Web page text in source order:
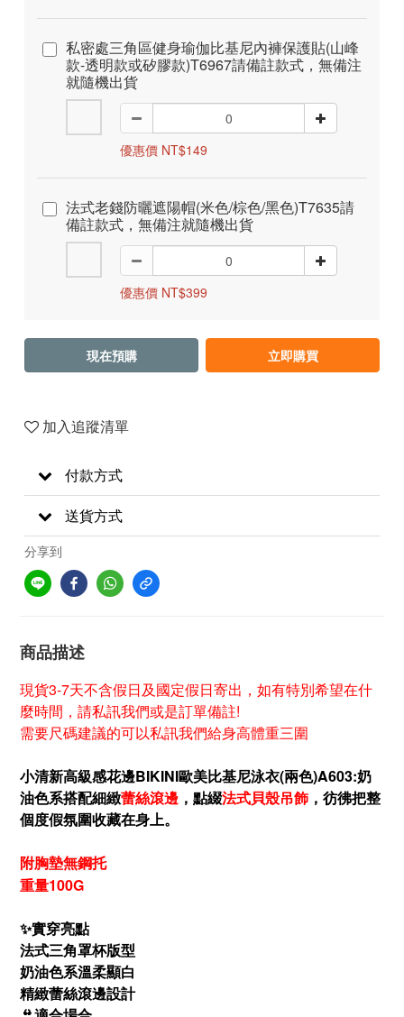
私密處三角區健身瑜伽比基尼內褲保護貼(山峰
款-透明款或矽膠款)T6967請備註款式，無備注
就隨機出貨
優惠價 NT$149
法式老錢防曬遮陽帽(米色/棕色/黑色)T7635請
備註款式，無備注就隨機出貨
優惠價 NT$399
現在預購 立即購買
加入追蹤清單
付款方式
送貨方式
分享到
商品描述
現貨3-7天不含假日及國定假日寄出，如有特別希望在什
麼時間，請私訊我們或是訂單備註!
需要尺碼建議的可以私訊我們給身高體重三圍
小清新高級感花邊BIKINI歐美比基尼泳衣(兩色)A603:奶
油色系搭配細緻蕾絲滾邊 ，點綴法式貝殼吊飾 ，彷彿把整
個度假氛圍收藏在身上。
附胸墊無鋼托
重量100G
✨實穿亮點
法式三角罩杯版型
奶油色系溫柔顯白
精緻蕾絲滾邊設計